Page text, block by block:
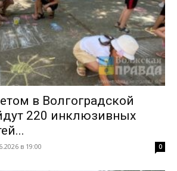
в Волгоградской
220 инклюзивных
в 19:00 0